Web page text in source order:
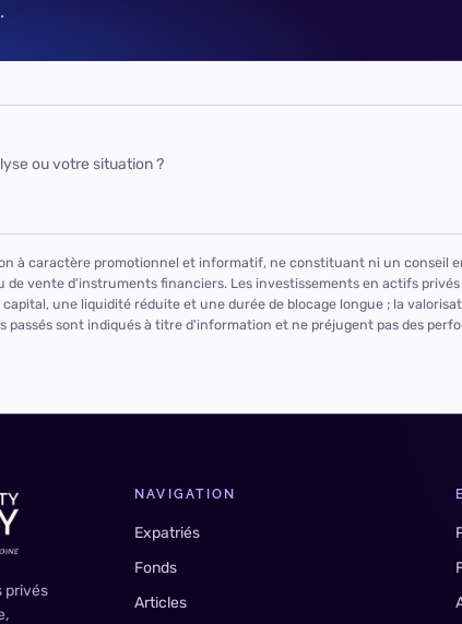
ou votre situation ?
à caractère promotionnel et informatif, ne constituant ni un conseil
de vente d'instruments financiers. Les investissements en actifs
une liquidité réduite et une durée de blocage longue ; la
passés sont indiqués à titre d'information et ne préjugent pas des
privés
NAVIGATION
Expatriés
Fonds
Articles